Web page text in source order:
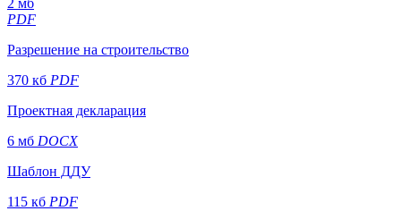
2 мб
PDF
Разрешение на строительство
370 кб PDF
Проектная декларация
6 мб DOCX
Шаблон ДДУ
115 кб PDF